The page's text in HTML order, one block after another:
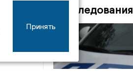
Расследования
Принять